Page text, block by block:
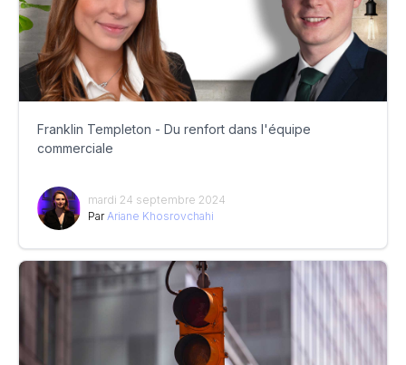
Franklin Templeton - Du renfort dans l'équipe
commerciale
mardi 24 septembre 2024
Par Ariane Khosrovchahi